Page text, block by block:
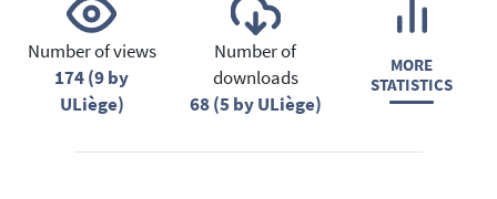
Number of views
174 (9 by
ULiège)
Number of
downloads
68 (5 by ULiège)
MORE
STATISTICS